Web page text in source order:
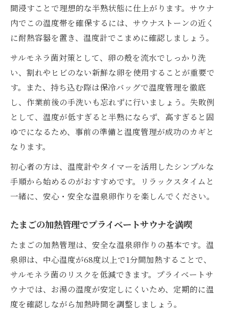
たまごを使った癒しのプライベートサウナ
活用法
プライベートサウナだからできる温泉卵の
体験談
温泉卵作りでサウナ時間を充実させる秘訣
健康重視ならプライベートサウナでの卵調理が
最適
プライベートサウナでたまご調理を健康的
に楽しむ方法
ト
健康志向のためのプライベートサウナ活用
術
たまごの摂取目安とプライベートサウナで
の実践例
サウナ×温泉卵で手軽にたんぱく質補給を
実現
サルモネラ菌のリスクを知り安全な温泉卵を目
指す
間浸すことで理想的な半熟状態に仕上がります。サウナ
内でこの温度帯を確保するには、サウナストーンの近く
に耐熱容器を置き、温度計でこまめに確認しましょう。
サルモネラ菌対策として、卵の殻を流水でしっかり洗
い、割れやヒビのない新鮮な卵を使用することが重要で
す。また、持ち込む際は保冷バッグで温度管理を徹底
し、作業前後の手洗いも忘れずに行いましょう。失敗例
として、温度が低すぎると半熟にならず、高すぎると固
ゆでになるため、事前の準備と温度管理が成功のカギと
なります。
初心者の方は、温度計やタイマーを活用したシンプルな
手順から始めるのがおすすめです。リラックスタイムと
一緒に、安心・安全な温泉卵作りを楽しんでください。
たまごの加熱管理でプライベートサウナを満喫
たまごの加熱管理は、安全な温泉卵作りの基本です。温
泉卵は、中心温度が68度以上で1分間加熱することで、
サルモネラ菌のリスクを低減できます。プライベートサ
ウナでは、お湯の温度が安定しにくいため、定期的に温
度を確認しながら加熱時間を調整しましょう。